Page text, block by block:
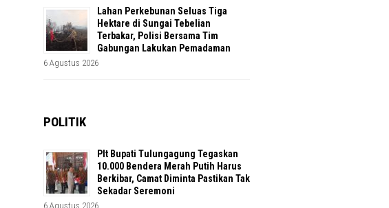
Lahan Perkebunan Seluas Tiga
Hektare di Sungai Tebelian
Terbakar, Polisi Bersama Tim
Gabungan Lakukan Pemadaman
6 Agustus 2026
POLITIK
Plt Bupati Tulungagung Tegaskan
10.000 Bendera Merah Putih Harus
Berkibar, Camat Diminta Pastikan Tak
Sekadar Seremoni
6 Agustus 2026